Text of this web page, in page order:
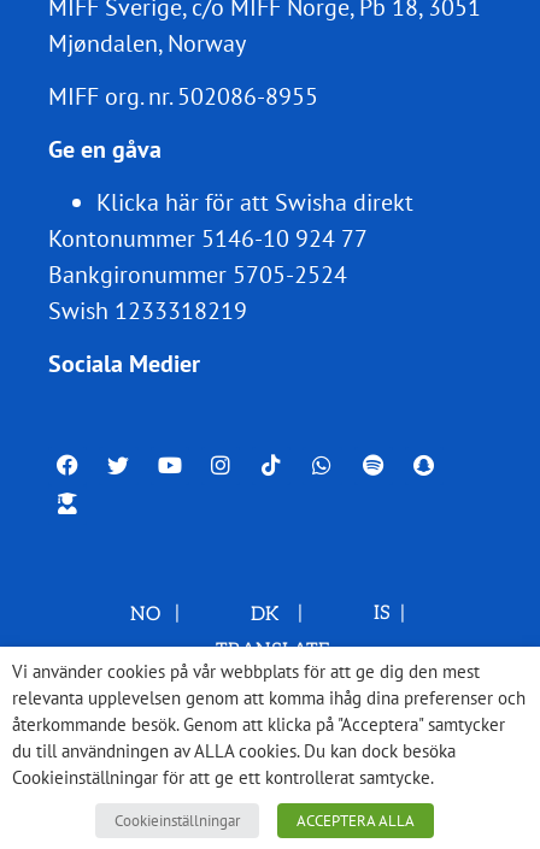
MIFF Sverige, c/o MIFF Norge, Pb 18, 3051
Mjøndalen, Norway
MIFF org. nr.502086-8955
Ge en gåva
Klicka här för att Swisha direkt
Kontonummer 5146-10 924 77
Bankgironummer 5705-2524
Swish 1233318219
Sociala Medier
NO DK IS
TRANSLATE
© 2026 Med Israel för fred
Vi använder cookies på vår webbplats för att ge dig den mest
relevanta upplevelsen genom att komma ihåg dina preferenser och
återkommande besök. Genom att klicka på "Acceptera" samtycker
du till användningen av ALLA cookies. Du kan dock besöka
Cookieinställningar för att ge ett kontrollerat samtycke.
Cookieinställningar ACCEPTERA ALLA